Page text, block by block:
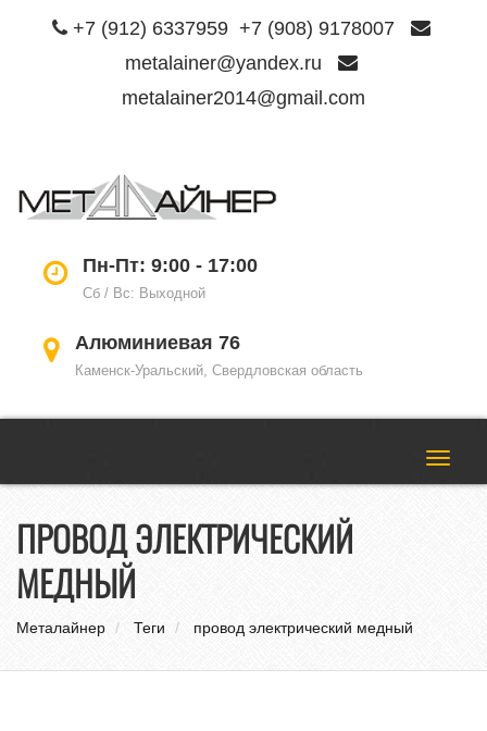
+7 (912) 6337959 +7 (908) 9178007
metalainer@yandex.ru
metalainer2014@gmail.com
Пн-Пт: 9:00 - 17:00
Сб / Вс: Выходной
Алюминиевая 76
Каменск-Уральский, Свердловская область
ПРОВОД ЭЛЕКТРИЧЕСКИЙ
МЕДНЫЙ
Металайнер Теги провод электрический медный